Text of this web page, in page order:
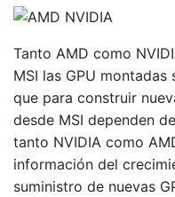
Tanto AMD como
MSI las GPU
que para construir
desde MSI dependen
tanto NVIDIA como
información del
suministro de nuevas